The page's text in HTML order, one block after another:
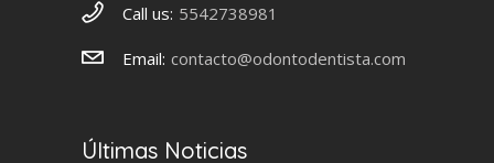
Call us: 5542738981
Email: contacto@odontodentista.com
Últimas Noticias